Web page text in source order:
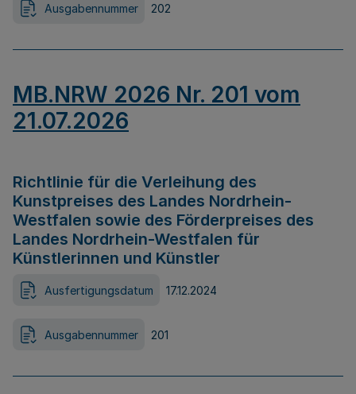
Ausgabennummer 202
MB.NRW 2026 Nr. 201 vom
21.07.2026
Richtlinie für die Verleihung des
Kunstpreises des Landes Nordrhein-
Westfalen sowie des Förderpreises des
Landes Nordrhein-Westfalen für
Künstlerinnen und Künstler
Ausfertigungsdatum 17.12.2024
Ausgabennummer 201